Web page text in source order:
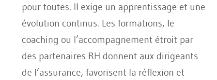
pour toutes. Il exige un apprentissage et une
évolution continus. Les formations, le
coaching ou l’accompagnement étroit par
des partenaires RH donnent aux dirigeants
de l’assurance, favorisent la réflexion et